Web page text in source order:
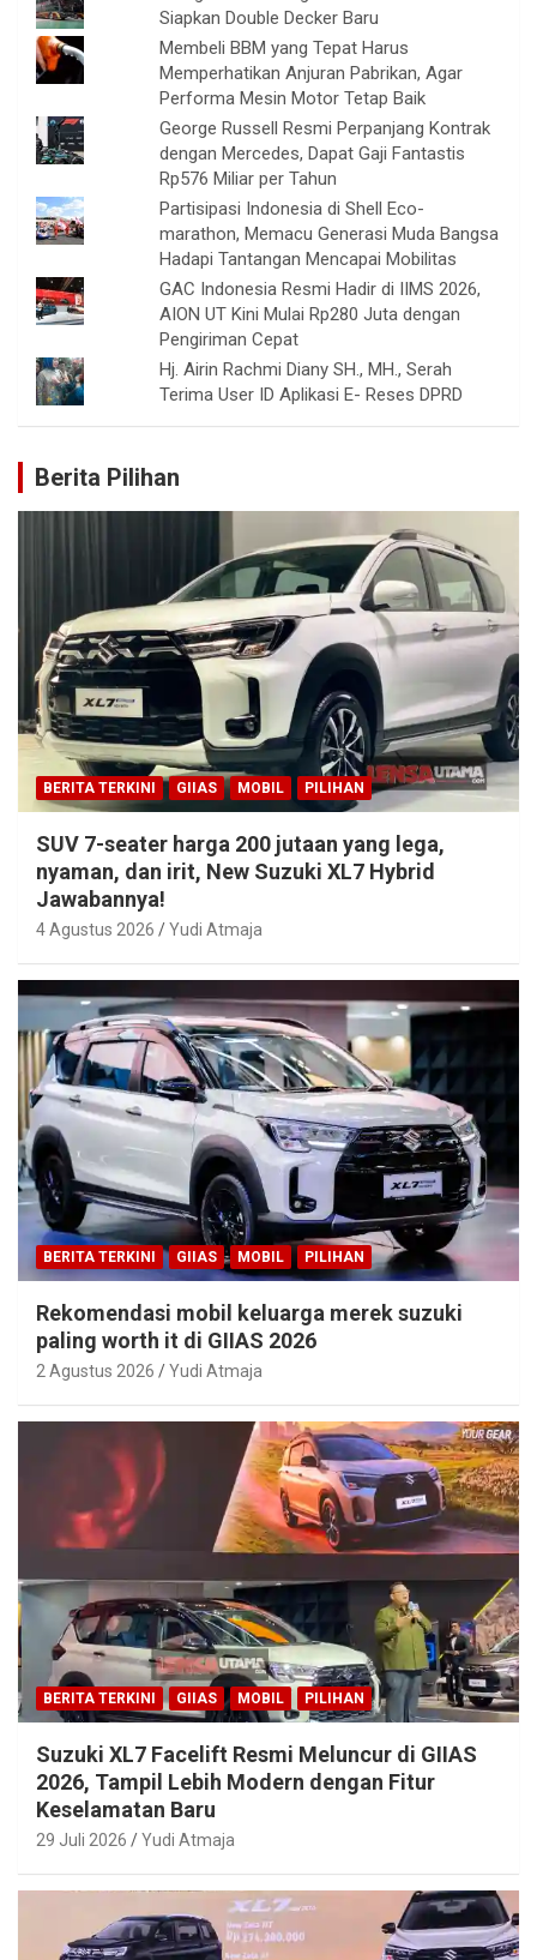
Siapkan Double Decker Baru
Membeli BBM yang Tepat Harus
Memperhatikan Anjuran Pabrikan, Agar
Performa Mesin Motor Tetap Baik
George Russell Resmi Perpanjang Kontrak
dengan Mercedes, Dapat Gaji Fantastis
Rp576 Miliar per Tahun
Partisipasi Indonesia di Shell Eco-
marathon, Memacu Generasi Muda Bangsa
Hadapi Tantangan Mencapai Mobilitas
GAC Indonesia Resmi Hadir di IIMS 2026,
AION UT Kini Mulai Rp280 Juta dengan
Pengiriman Cepat
Hj. Airin Rachmi Diany SH., MH., Serah
Terima User ID Aplikasi E- Reses DPRD
Berita Pilihan
BERITA TERKINI GIIAS MOBIL PILIHAN
SUV 7-seater harga 200 jutaan yang lega,
nyaman, dan irit, New Suzuki XL7 Hybrid
Jawabannya!
4 Agustus 2026 Yudi Atmaja
BERITA TERKINI GIIAS MOBIL PILIHAN
Rekomendasi mobil keluarga merek suzuki
paling worth it di GIIAS 2026
2 Agustus 2026 Yudi Atmaja
BERITA TERKINI GIIAS MOBIL PILIHAN
Suzuki XL7 Facelift Resmi Meluncur di GIIAS
2026, Tampil Lebih Modern dengan Fitur
Keselamatan Baru
29 Juli 2026 Yudi Atmaja